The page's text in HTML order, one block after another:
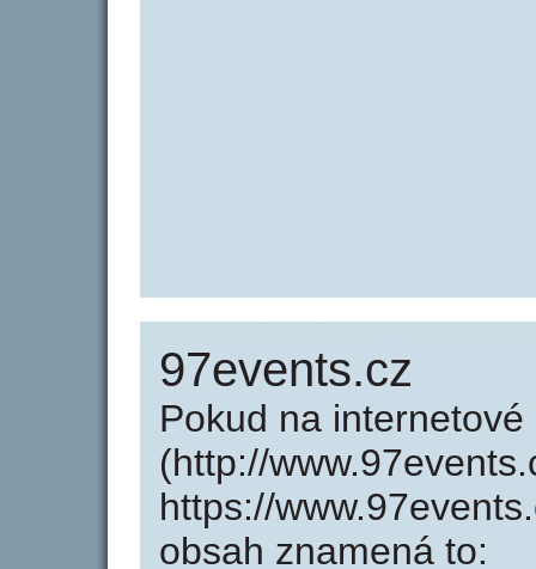
97events.cz
Pokud na
(http://
https://
obsah znamená to: